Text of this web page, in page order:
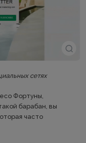
сетях
Фортуны,
барабан, вы
часто